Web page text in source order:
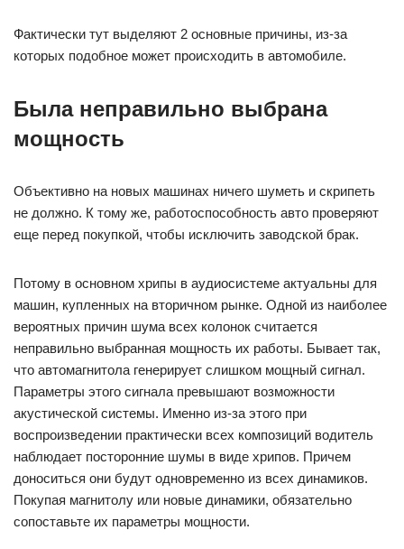
Фактически тут выделяют 2 основные причины, из-за
которых подобное может происходить в автомобиле.
Была неправильно выбрана
мощность
Объективно на новых машинах ничего шуметь и скрипеть
не должно. К тому же, работоспособность авто проверяют
еще перед покупкой, чтобы исключить заводской брак.
Потому в основном хрипы в аудиосистеме актуальны для
машин, купленных на вторичном рынке. Одной из наиболее
вероятных причин шума всех колонок считается
неправильно выбранная мощность их работы. Бывает так,
что автомагнитола генерирует слишком мощный сигнал.
Параметры этого сигнала превышают возможности
акустической системы. Именно из-за этого при
воспроизведении практически всех композиций водитель
наблюдает посторонние шумы в виде хрипов. Причем
доноситься они будут одновременно из всех динамиков.
Покупая магнитолу или новые динамики, обязательно
сопоставьте их параметры мощности.